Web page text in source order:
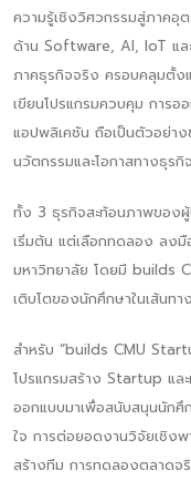
ความรู้เชิงวิศวกรรมสู่ภาค
ด้าน Software, AI, IoT แ
ภาคธุรกิจจริง ครอบคลุมตั้ง
เขียนโปรแกรมควบคุม การ
แอปพลิเคชัน ถือเป็นตัวอย่าง
นวัตกรรมและโอกาสทางธุรกิ
ทั้ง 3 ธุรกิจสะท้อนภาพของผู้
เริ่มต้น แต่เลือกทดลอง ลง
มหาวิทยาลัย โดยมี builds
เติบโตของนักศึกษาในเส้นทา
สำหรับ “builds CMU
โปรแกรมสร้าง Startup แล
ออกแบบมาเพื่อสนับสนุนนัก
ใจ การต่อยอดงานวิจัยเชิง
สร้างทีม การทดลองตลาดจ